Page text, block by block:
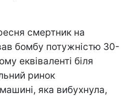
смертник на
бомбу потужністю 30-
еквіваленті біля
ринок
яка вибухнула,